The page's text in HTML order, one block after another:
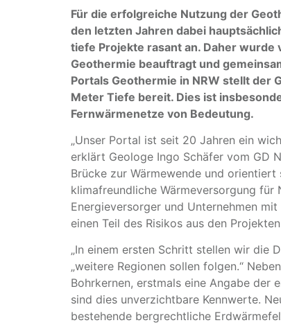
Für die erfolgreiche Nutzung der
den letzten Jahren dabei
tiefe Projekte rasant an. Daher
Geothermie beauftragt und
Portals Geothermie in NRW stellt der
Meter Tiefe bereit. Dies ist
Fernwärmenetze von Bedeutung.
„Unser Portal ist seit 20 Jahren ein
erklärt Geologe Ingo Schäfer vom GD
Brücke zur Wärmewende und
klimafreundliche Wärmeversorgung
Energieversorger und Unternehmen
einen Teil des Risikos aus den
„In einem ersten Schritt stellen wir die
„weitere Regionen sollen folgen.“
Bohrkernen, erstmals eine Angabe der
sind dies unverzichtbare Kennwerte.
bestehende bergrechtliche